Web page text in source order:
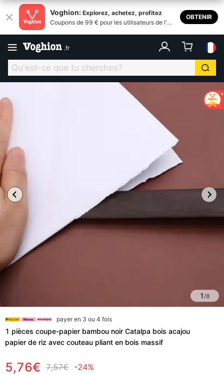
Voghion: Explorez, achetez, profitez
Coupons de 99 € pour les utilisateurs de l'ap
OBTENIR
.fr
1/8
payer en 3 ou 4 fois
1 pièces coupe-papier bambou noir Catalpa bois acajou
papier de riz avec couteau pliant en bois massif
5,76€ 7,57€ -24%